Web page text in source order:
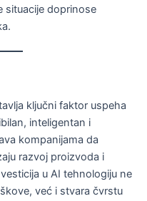
situacije doprinose
ključni faktor uspeha
inteligentan i
kompanijama da
razvoj proizvoda i
u AI tehnologiju ne
već i stvara čvrstu